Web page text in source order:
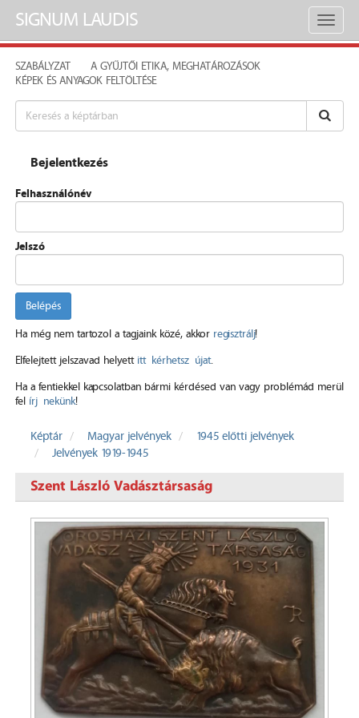
Toggle
SIGNUM LAUDIS
SZABÁLYZAT
A GYŰJTŐI ETIKA, MEGHATÁROZÁSOK
KÉPEK ÉS ANYAGOK FELTÖLTÉSE
Bejelentkezés
Felhasználónév
Jelszó
Belépés
Ha még nem tartozol a tagjaink közé, akkor regisztrálj!
Elfelejtett jelszavad helyett itt kérhetsz újat.
Ha a fentiekkel kapcsolatban bármi kérdésed van vagy problémád merül
fel írj nekünk!
Képtár Magyar jelvények
1945 előtti jelvények
Jelvények 1919-1945
Szent László Vadásztársaság